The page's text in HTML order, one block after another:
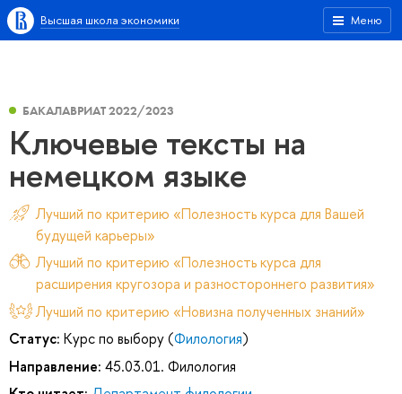
Меню
Высшая школа экономики
БАКАЛАВРИАТ 2022/2023
Ключевые тексты на
немецком языке
Лучший по критерию «Полезность курса для Вашей
будущей карьеры»
Лучший по критерию «Полезность курса для
расширения кругозора и разностороннего развития»
Лучший по критерию «Новизна полученных знаний»
Статус: Курс по выбору (Филология)
Направление: 45.03.01. Филология